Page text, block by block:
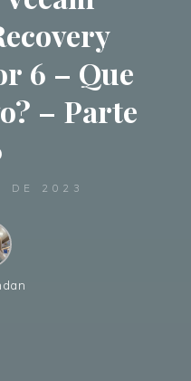
6 – Que
– Parte
DE 2023